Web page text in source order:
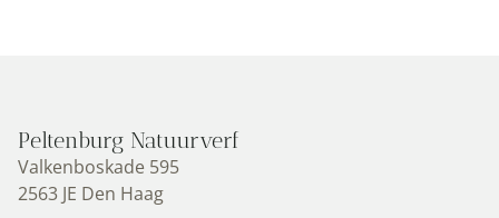
Peltenburg Natuurverf
Valkenboskade 595
2563 JE Den Haag